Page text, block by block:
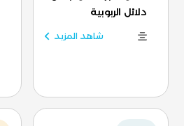
دلائل الربوبية
شاهد المزيد